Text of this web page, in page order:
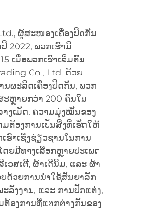
ຜູ້ສະໜອງເຄື່ອງປິດກັ້ນ
2022, ພວກເຮົາມີ
ເມື່ອພວກເຮົາເລີ່ມຕົ້ນ
Co., Ltd. ດ້ວຍ
ຜະລິດເຄື່ອງປິດກັ້ນ, ພວກ
ະຫຼາຍກວ່າ 200 ຄົນໃນ
ງເມັດ. ຄວາມມຸ່ງໝັ້ນຂອງ
ຕ້ອງການເປັນສິ່ງທີ່ເຮັດໃຫ້
ຮົາເຊີ່ງຊ່ຽວຊານໃນການ
ຍມີທາງເລືອກຫຼາຍປະເພດ
ເອສເຕີ, ຜ້າເດີນິມ, ແລະ ຜ້າ
ດ້ວຍການນຳໃຊ້ສັນຍາລັກ
ລັງງານ, ແລະ ການປັກແຕ່ງ,
ອງການທີ່ແຕກຕ່າງກັນຂອງ